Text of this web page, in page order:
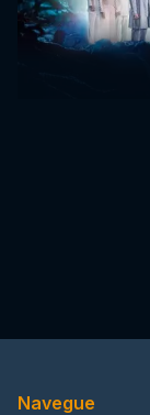
Navegue